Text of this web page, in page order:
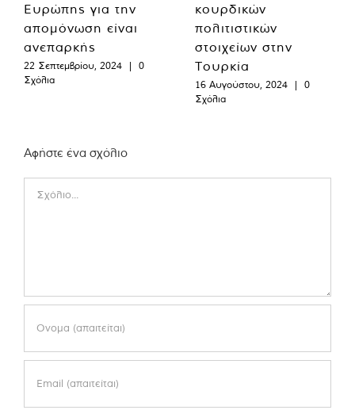
Ευρώπης για την
απομόνωση είναι
ανεπαρκής
22 Σεπτεμβρίου, 2024 |
0
Σχόλια
κουρδικών
πολιτιστικών
στοιχείων στην
Τουρκία
16 Αυγούστου, 2024 |
0
Σχόλια
Αφήστε ένα σχόλιο